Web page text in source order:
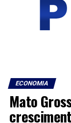
ECONOMIA
Mato